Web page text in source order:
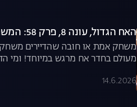
האח הגדול, עונה 8, פרק 58: המשחק שיצא משליטה
משחק אמת או חובה שהדיירים
מעולם בחדר אח מרגש במיוחד! ומי
14.6.2026